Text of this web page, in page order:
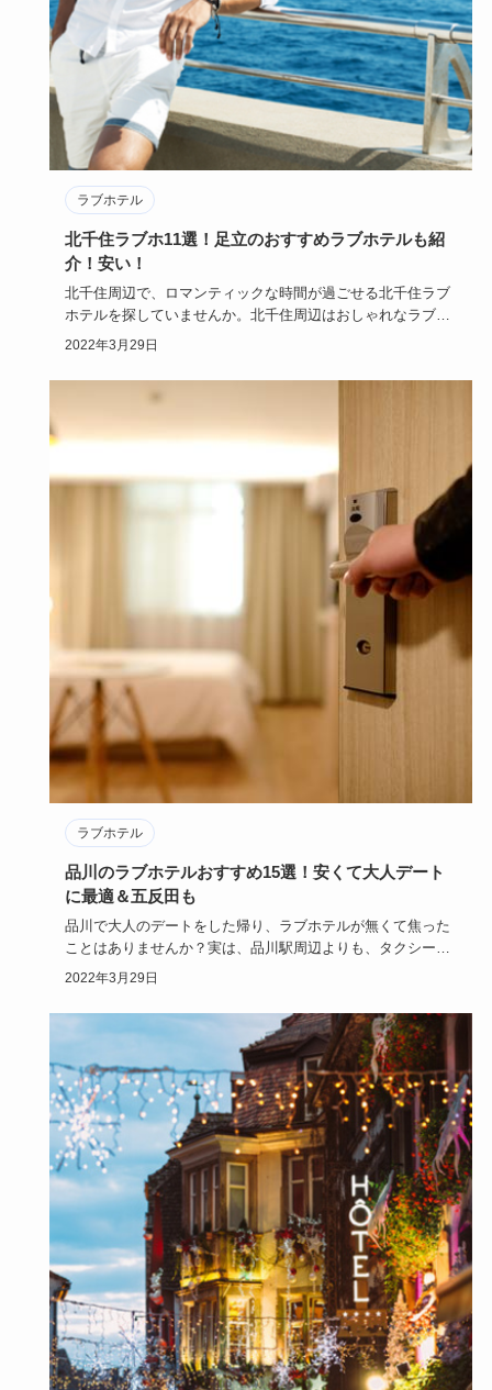
ラブホテル
北千住ラブホ11選！足立のおすすめラブホテルも紹
介！安い！
北千住周辺で、ロマンティックな時間が過ごせる北千住ラブ
ホテルを探していませんか。北千住周辺はおしゃれなラブホ
テルが多いエリ…
2022年3月29日
ラブホテル
品川のラブホテルおすすめ15選！安くて大人デート
に最適＆五反田も
品川で大人のデートをした帰り、ラブホテルが無くて焦った
ことはありませんか？実は、品川駅周辺よりも、タクシーで
少し行った先の…
2022年3月29日